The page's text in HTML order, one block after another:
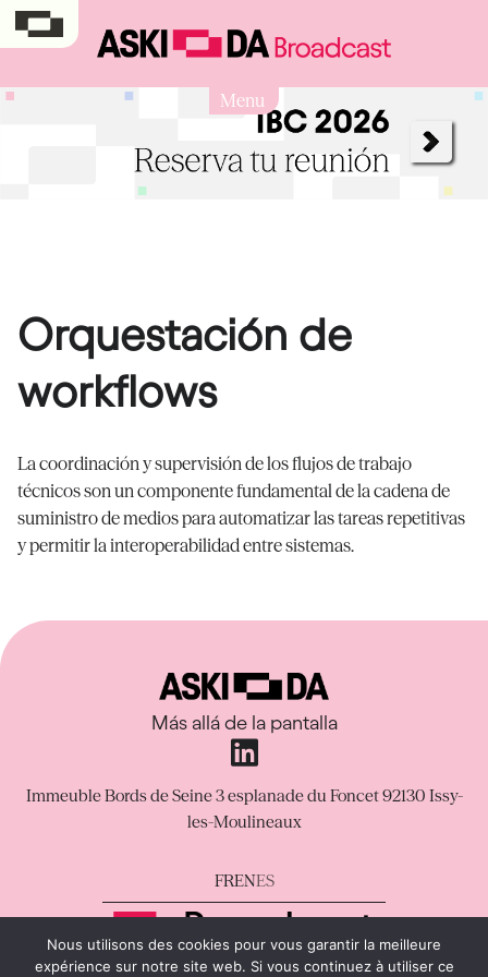
Menu
Orquestación de
workflows
La coordinación y supervisión de los flujos de trabajo
técnicos son un componente fundamental de la cadena de
suministro de medios para automatizar las tareas repetitivas
y permitir la interoperabilidad entre sistemas.
Más allá de la pantalla
Immeuble Bords de Seine3 esplanade du Foncet92130 Issy-
les-Moulineaux
FRENES
Nous utilisons des cookies pour vous garantir la meilleure
expérience sur notre site web. Si vous continuez à utiliser ce